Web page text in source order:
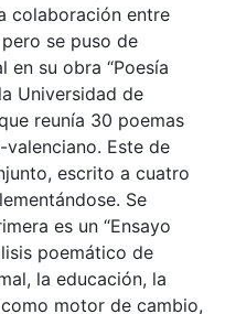
colaboración entre
se puso de
en su obra “Poesía
Universidad de
reunía 30 poemas
Este de
escrito a cuatro
Se
es un “Ensayo
poemático de
la educación, la
motor de cambio,